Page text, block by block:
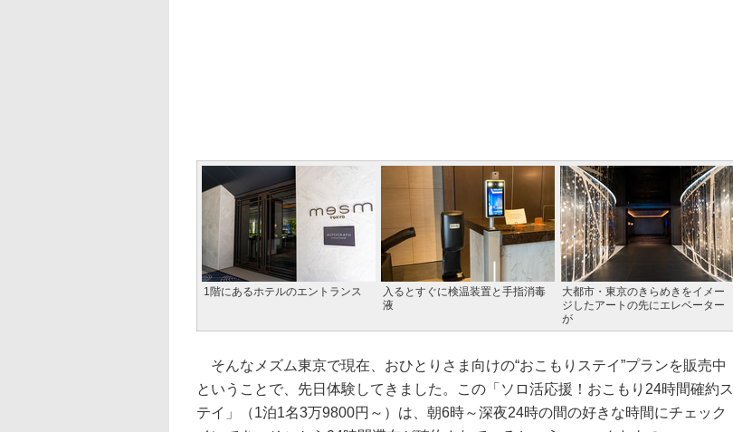
1階にあるホテルのエントランス
入るとすぐに検温装置と手指消毒
液
大都市・東京のきらめきをイメー
ジしたアートの先にエレベーター
が
そんなメズム東京で現在、おひとりさま向けの“おこもりステイ”プランを販売中
ということで、先日体験してきました。この「ソロ活応援！おこもり24時間確約ス
テイ」（1泊1名3万9800円～）は、朝6時～深夜24時の間の好きな時間にチェック